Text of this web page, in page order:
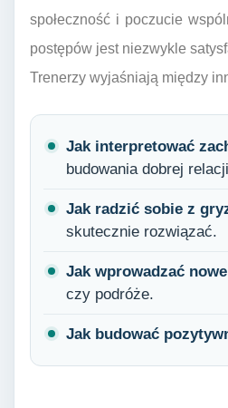
społeczność i poczucie
postępów jest niezwykle
Trenerzy wyjaśniają między
Jak interpretować
budowania dobrej
Jak radzić sobie z
skutecznie rozwiązać.
Jak wprowadzać
czy podróże.
Jak budować